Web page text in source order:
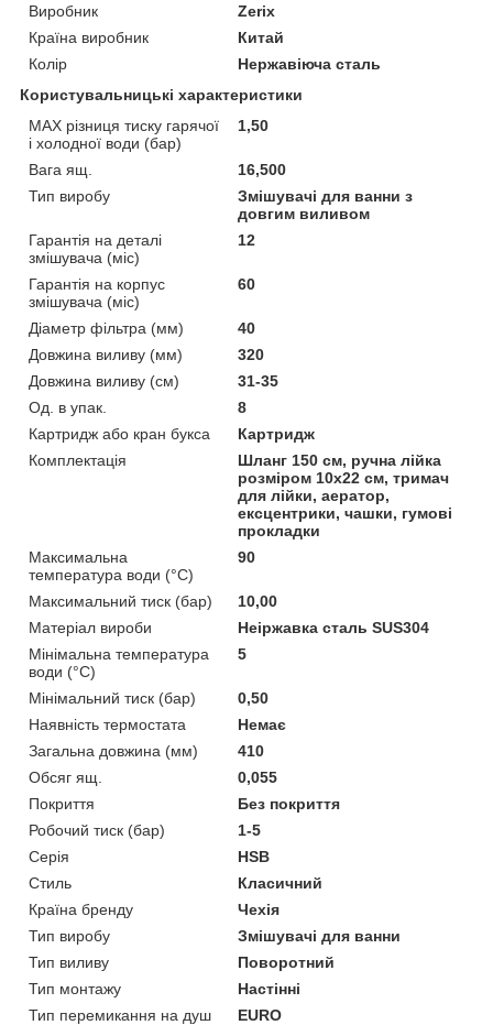
Виробник
Zerix
Країна виробник
Китай
Колір
Нержавіюча сталь
Користувальницькі характеристики
MAX різниця тиску гарячої
і холодної води (бар)
1,50
Вага ящ.
16,500
Тип виробу
Змішувачі для ванни з
довгим виливом
Гарантія на деталі
змішувача (міс)
12
Гарантія на корпус
змішувача (міс)
60
Діаметр фільтра (мм)
40
Довжина виливу (мм)
320
Довжина виливу (см)
31-35
Од. в упак.
8
Картридж або кран букса
Картридж
Комплектація
Шланг 150 см, ручна лійка
розміром 10х22 см, тримач
для лійки, аератор,
ексцентрики, чашки, гумові
прокладки
Максимальна
температура води (°C)
90
Максимальний тиск (бар)
10,00
Матеріал вироби
Неіржавка сталь SUS304
Мінімальна температура
води (°C)
5
Мінімальний тиск (бар)
0,50
Наявність термостата
Немає
Загальна довжина (мм)
410
Обсяг ящ.
0,055
Покриття
Без покриття
Робочий тиск (бар)
1-5
Серія
HSB
Стиль
Класичний
Країна бренду
Чехія
Тип виробу
Змішувачі для ванни
Тип виливу
Поворотний
Тип монтажу
Настінні
Тип перемикання на душ
EURO